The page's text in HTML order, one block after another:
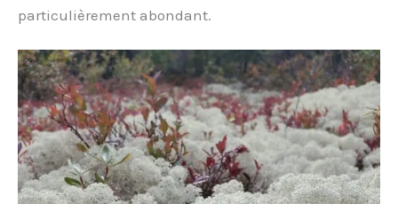
particulièrement abondant.